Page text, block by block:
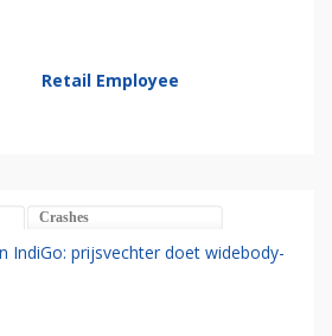
Retail Employee
Crashes
IndiGo: prijsvechter doet widebody-